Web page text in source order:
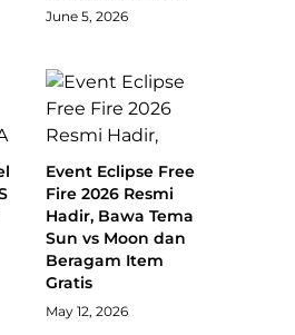
June 5, 2026
Event Eclipse Free
Fire 2026 Resmi
Hadir, Bawa Tema
Sun vs Moon dan
Beragam Item
Gratis
May 12, 2026